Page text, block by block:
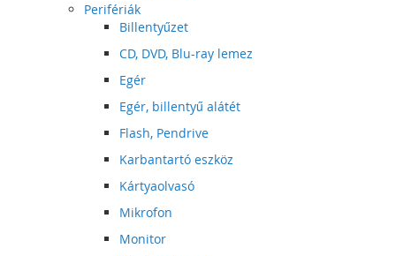
Perifériák
Billentyűzet
CD, DVD, Blu-ray lemez
Egér
Egér, billentyű alátét
Flash, Pendrive
Karbantartó eszköz
Kártyaolvasó
Mikrofon
Monitor